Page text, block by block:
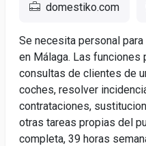
domestiko.com
Se necesita personal
en Málaga. Las
consultas de clientes de
coches, resolver
contrataciones,
otras tareas propias del
completa, 39 horas